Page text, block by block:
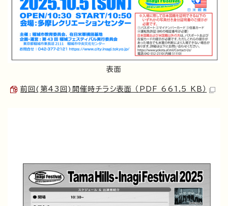
表面
前回(第43回)開催時チラシ表面 （PDF 661.5 KB）